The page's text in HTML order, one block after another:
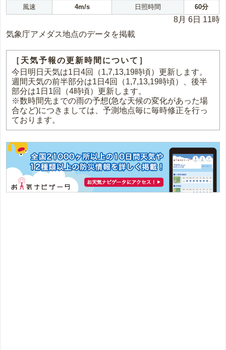
風速
4m/s 日照時間 60分
8月 6日 11時
気象庁アメダス地点のデータを掲載
［天気予報の更新時間について］
今日明日天気は1日4回（1,7,13,19時頃）更新します。
週間天気の前半部分は1日4回（1,7,13,19時頃）、後半
部分は1日1回（4時頃）更新します。
※数時間先までの雨の予想(急な天候の変化があった場
合など)につきましては、予測地点毎に毎時修正を行っ
ております。